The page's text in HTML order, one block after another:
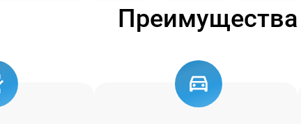
Преимущества